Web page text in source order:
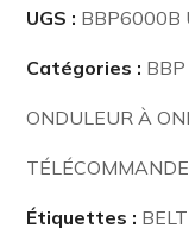
UGS : BBP6000B
Catégories :
ONDULEUR À
TÉLÉCOMMANDE
Étiquettes :